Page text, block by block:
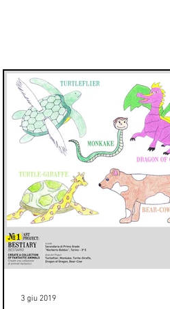
3 giu 2019